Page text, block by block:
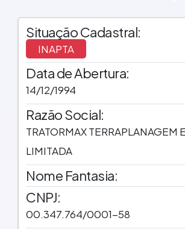
Situação Cadastral:
INAPTA
Data de Abertura:
14/12/1994
Razão Social:
TRATORMAX TERRAPLANAGEM
LIMITADA
Nome Fantasia:
CNPJ:
00.347.764/0001-58